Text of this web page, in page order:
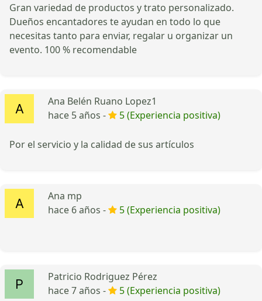
Gran variedad de productos y trato personalizado.
Dueños encantadores te ayudan en todo lo que
necesitas tanto para enviar, regalar u organizar un
evento. 100 % recomendable
Ana Belén Ruano Lopez1
hace 5 años -
5 (Experiencia positiva)
Por el servicio y la calidad de sus artículos
Ana mp
hace 6 años -
5 (Experiencia positiva)
Patricio Rodriguez Pérez
hace 7 años -
5 (Experiencia positiva)